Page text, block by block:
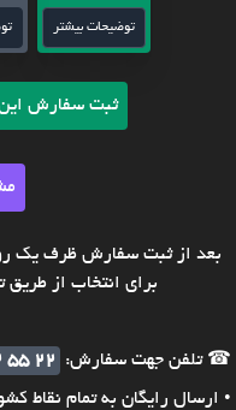
توضیحات بیشتر
ثبت سفارش این
بعد از ثبت سفارش ظرف یک
برای انتخاب از
☎ تلفن جهت سفارش:
55 22
• ارسال رایگان به تمام نقاط